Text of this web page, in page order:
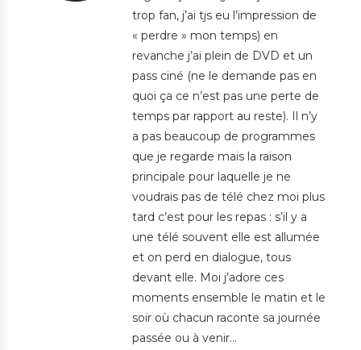
trop fan, j’ai tjs eu l’impression de
« perdre » mon temps) en
revanche j’ai plein de DVD et un
pass ciné (ne le demande pas en
quoi ça ce n’est pas une perte de
temps par rapport au reste). Il n’y
a pas beaucoup de programmes
que je regarde mais la raison
principale pour laquelle je ne
voudrais pas de télé chez moi plus
tard c’est pour les repas : s’il y a
une télé souvent elle est allumée
et on perd en dialogue, tous
devant elle. Moi j’adore ces
moments ensemble le matin et le
soir où chacun raconte sa journée
passée ou à venir…